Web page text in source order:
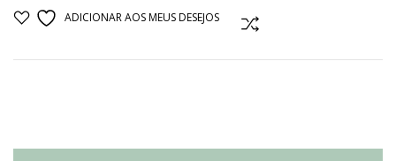
quantidadeADICIONAR AOS MEUS DESEJOS